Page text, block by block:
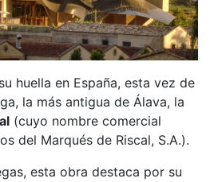
huella en España, esta vez de
la más antigua de Álava, la
(cuyo nombre comercial
del Marqués de Riscal, S.A.).
esta obra destaca por su